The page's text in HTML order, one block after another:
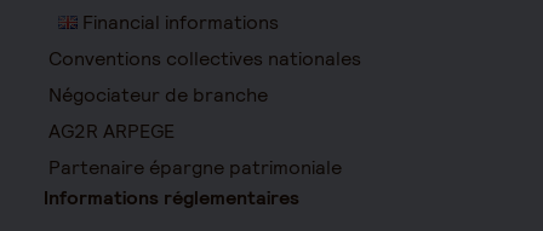
Financial informations
Conventions collectives nationales
Négociateur de branche
AG2R ARPEGE
Partenaire épargne patrimoniale
Informations réglementaires